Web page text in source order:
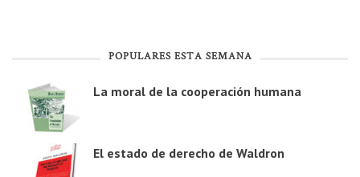
POPULARES ESTA SEMANA
La moral de la cooperación humana
El estado de derecho de Waldron